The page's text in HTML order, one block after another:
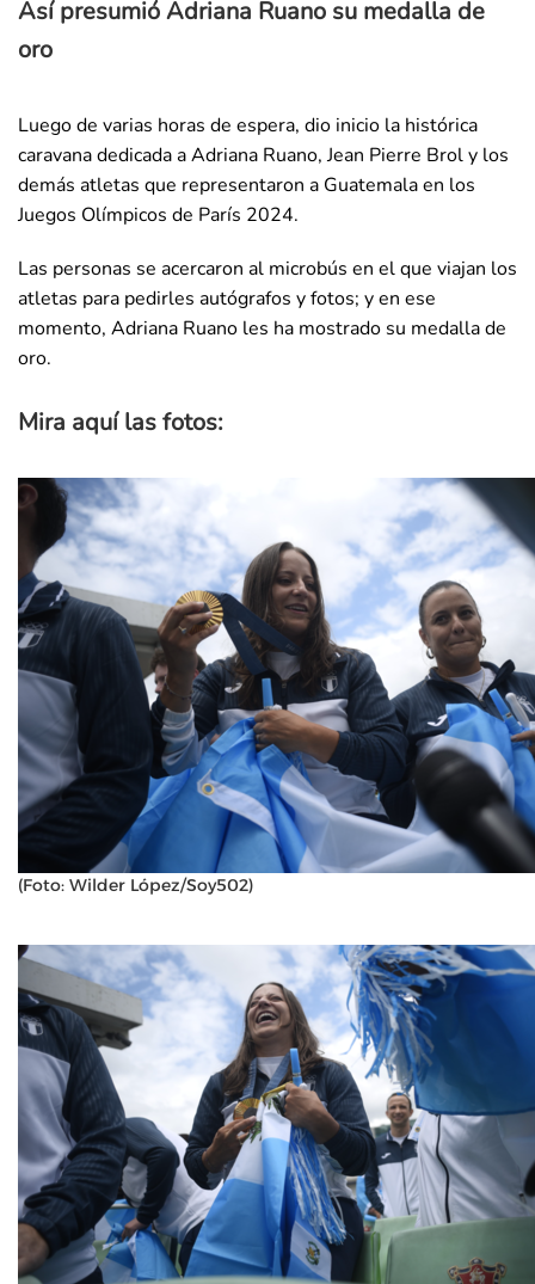
Así presumió Adriana Ruano su medalla de
oro
Luego de varias horas de espera, dio inicio la histórica
caravana dedicada a Adriana Ruano, Jean Pierre Brol y los
demás atletas que representaron a Guatemala en los
Juegos Olímpicos de París 2024.
Las personas se acercaron al microbús en el que viajan los
atletas para pedirles autógrafos y fotos; y en ese
momento, Adriana Ruano les ha mostrado su medalla de
oro.
Mira aquí las fotos:
(Foto: Wilder López/Soy502)